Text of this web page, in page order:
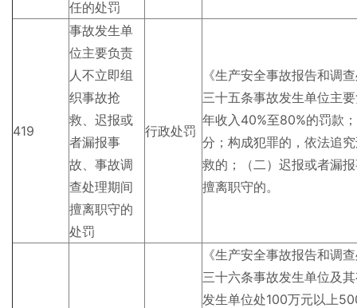
任的处罚
419
事故发生单
位主要负责
人不立即组
织事故抢
救、迟报或
者漏报事
故、事故调
查处理期间
擅离职守的
处罚
行政处罚
《生产安全事故报告和调
三十五条事故发生单位主
年收入40%至80%的罚款
分；构成犯罪的，依法追
救的；（二）迟报或者漏
擅离职守的。
《生产安全事故报告和调
三十六条事故发生单位及
发生单位处100万元以上